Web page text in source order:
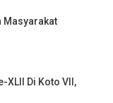
Masyarakat
XLII Di Koto VII,